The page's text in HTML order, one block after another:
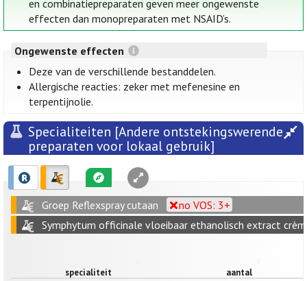
en combinatiepreparaten geven meer ongewenste
effecten dan monopreparaten met NSAID’s.
Ongewenste effecten
Deze van de verschillende bestanddelen.
Allergische reacties: zeker met mefenesine en
terpentijnolie.
Specialiteiten [Andere ontstekingswerende
preparaten voor lokaal gebruik]
Groep Reflexspray cutaan
no VOS: 3+
Symphytum officinale vloeibaar ethanolisch extract
specialiteit aantal